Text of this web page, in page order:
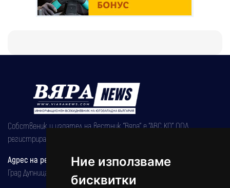
Ние използваме
бисквитки
Собственик и издател на вестник "Вяра" е "АВС КО" ООД,
регистрирана на 08.05.2002 година.
Адрес на редакцията
Град Дупница, ул.''Христо Ботев" 43